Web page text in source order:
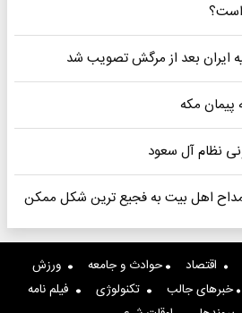
است؟
ایران بعد از مرگش تصویب شد
پیمان مکه
نظام آل سعود
اهل بیت به فجیع ترین شکل ممکن
اقتصاد حوادث و جامعه
ورزش
خبرهای جالب تکنولوژی
فیلم نامه